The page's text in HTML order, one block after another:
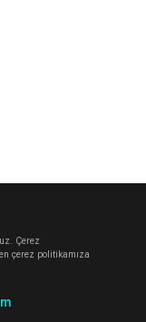
Çerez
çerez politikamıza